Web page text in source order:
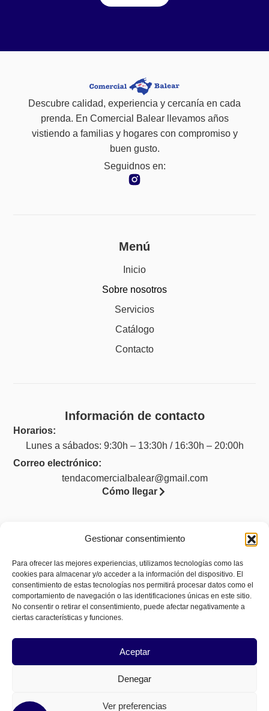
Gestionar consentimiento
Para ofrecer las mejores experiencias, utilizamos tecnologías como las
cookies para almacenar y/o acceder a la información del dispositivo. El
consentimiento de estas tecnologías nos permitirá procesar datos como el
comportamiento de navegación o las identificaciones únicas en este sitio.
No consentir o retirar el consentimiento, puede afectar negativamente a
ciertas características y funciones.
Aceptar
Denegar
Ver preferencias
Descubre calidad, experiencia y cercanía en cada
prenda. En Comercial Balear llevamos años
vistiendo a familias y hogares con compromiso y
buen gusto.
Seguidnos en:
Menú
Inicio
Sobre nosotros
Servicios
Catálogo
Contacto
Información de contacto
Horarios:
Lunes a sábados: 9:30h – 13:30h / 16:30h – 20:00h
Correo electrónico:
tendacomercialbalear@gmail.com
Cómo llegar
Aviso legal
Política de privacidad
Política de cookies (UE)